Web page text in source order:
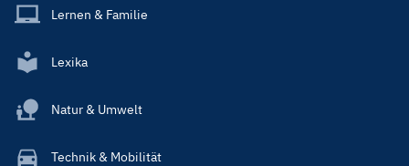
Lernen & Familie
Lexika
Natur & Umwelt
Technik & Mobilität